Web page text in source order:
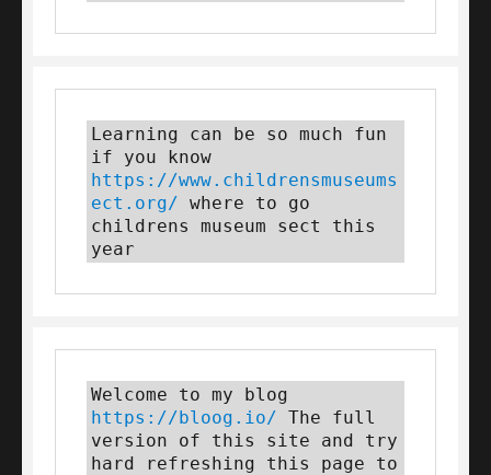
Learning can be so much fun
https://www.childrensmuseums
ect.org/ where to go
childrens museum sect this
year
https://bloog.io/ The full
version of this site and try
hard refreshing this page to